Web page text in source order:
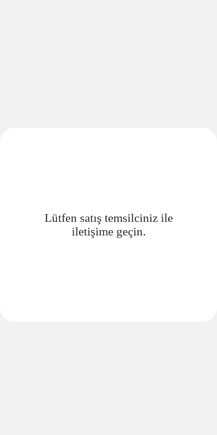
Lütfen satış temsilciniz ile
iletişime geçin.